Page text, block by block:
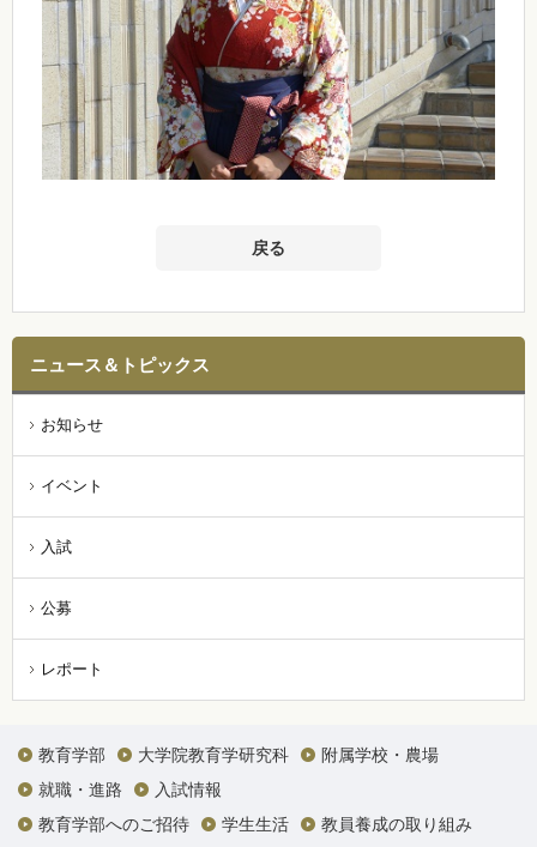
戻る
ニュース＆トピックス
お知らせ
イベント
入試
公募
レポート
教育学部 大学院教育学研究科
附属学校・農場
就職・進路
入試情報
教育学部へのご招待
学生生活 教員養成の取り組み